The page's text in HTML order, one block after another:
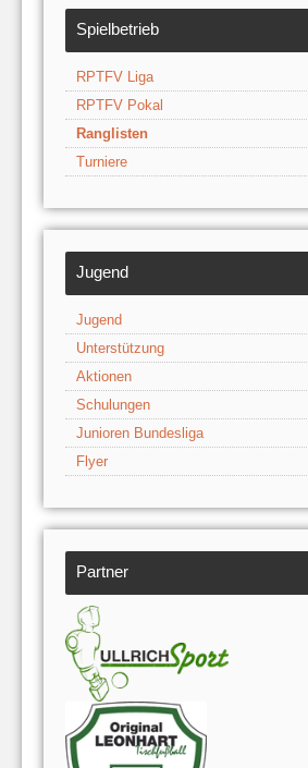
Spielbetrieb
RPTFV Liga
RPTFV Pokal
Ranglisten
Turniere
Jugend
Jugend
Unterstützung
Aktionen
Schulungen
Junioren Bundesliga
Flyer
Partner